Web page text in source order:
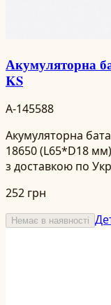
Акумуляторна
KS
A-145588
Акумуляторна
18650 (L65*D18 мм)
з доставкою по
252 грн
Немає в наявності